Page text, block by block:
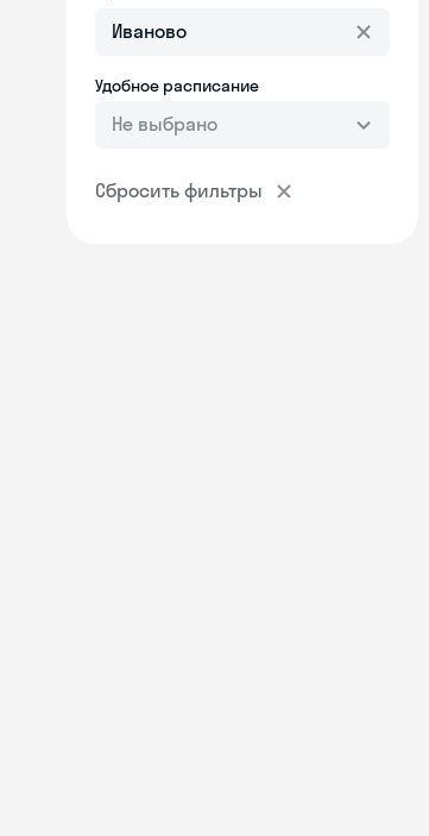
Удобное расписание
Не выбрано
Сбросить фильтры